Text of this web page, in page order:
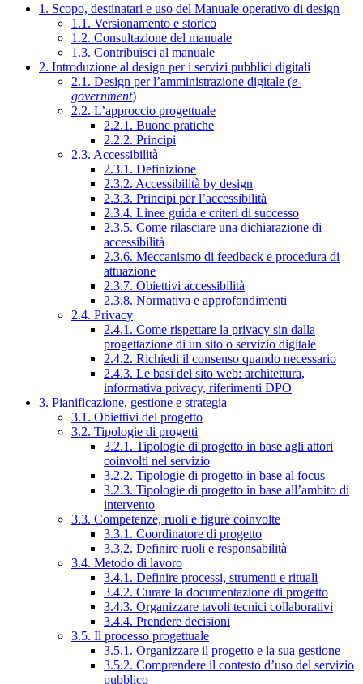
1. Scopo, destinatari e uso del Manuale operativo di design
1.1. Versionamento e storico
1.2. Consultazione del manuale
1.3. Contribuisci al manuale
2. Introduzione al design per i servizi pubblici digitali
2.1. Design per l’amministrazione digitale (e-
government)
2.2. L’approccio progettuale
2.2.1. Buone pratiche
2.2.2. Principi
2.3. Accessibilità
2.3.1. Definizione
2.3.2. Accessibilità by design
2.3.3. Principi per l’accessibilità
2.3.4. Linee guida e criteri di successo
2.3.5. Come rilasciare una dichiarazione di
accessibilità
2.3.6. Meccanismo di feedback e procedura di
attuazione
2.3.7. Obiettivi accessibilità
2.3.8. Normativa e approfondimenti
2.4. Privacy
2.4.1. Come rispettare la privacy sin dalla
progettazione di un sito o servizio digitale
2.4.2. Richiedi il consenso quando necessario
2.4.3. Le basi del sito web: architettura,
informativa privacy, riferimenti DPO
3. Pianificazione, gestione e strategia
3.1. Obiettivi del progetto
3.2. Tipologie di progetti
3.2.1. Tipologie di progetto in base agli attori
coinvolti nel servizio
3.2.2. Tipologie di progetto in base al focus
3.2.3. Tipologie di progetto in base all’ambito di
intervento
3.3. Competenze, ruoli e figure coinvolte
3.3.1. Coordinatore di progetto
3.3.2. Definire ruoli e responsabilità
3.4. Metodo di lavoro
3.4.1. Definire processi, strumenti e rituali
3.4.2. Curare la documentazione di progetto
3.4.3. Organizzare tavoli tecnici collaborativi
3.4.4. Prendere decisioni
3.5. Il processo progettuale
3.5.1. Organizzare il progetto e la sua gestione
3.5.2. Comprendere il contesto d’uso del servizio
pubblico